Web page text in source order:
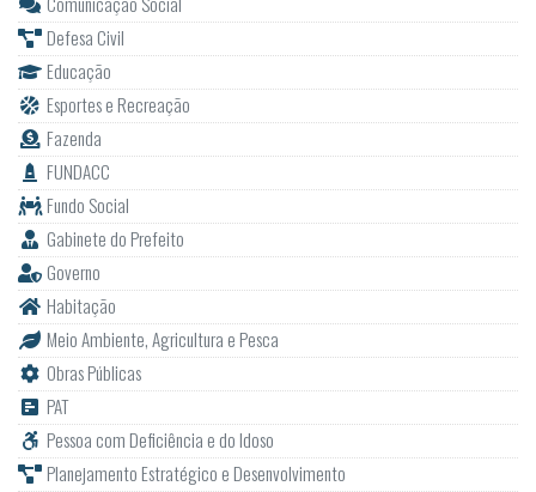
Defesa Civil
Educação
Esportes e Recreação
Fazenda
FUNDACC
Fundo Social
Gabinete do Prefeito
Governo
Habitação
Meio Ambiente, Agricultura e Pesca
Obras Públicas
PAT
Pessoa com Deficiência e do Idoso
Planejamento Estratégico e Desenvolvimento